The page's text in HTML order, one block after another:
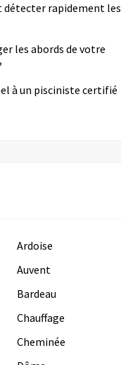
détecter rapidement les
les abords de votre
à un pisciniste certifié
Ardoise
Auvent
Bardeau
Chauffage
Cheminée